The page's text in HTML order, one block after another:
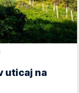
uticaj na